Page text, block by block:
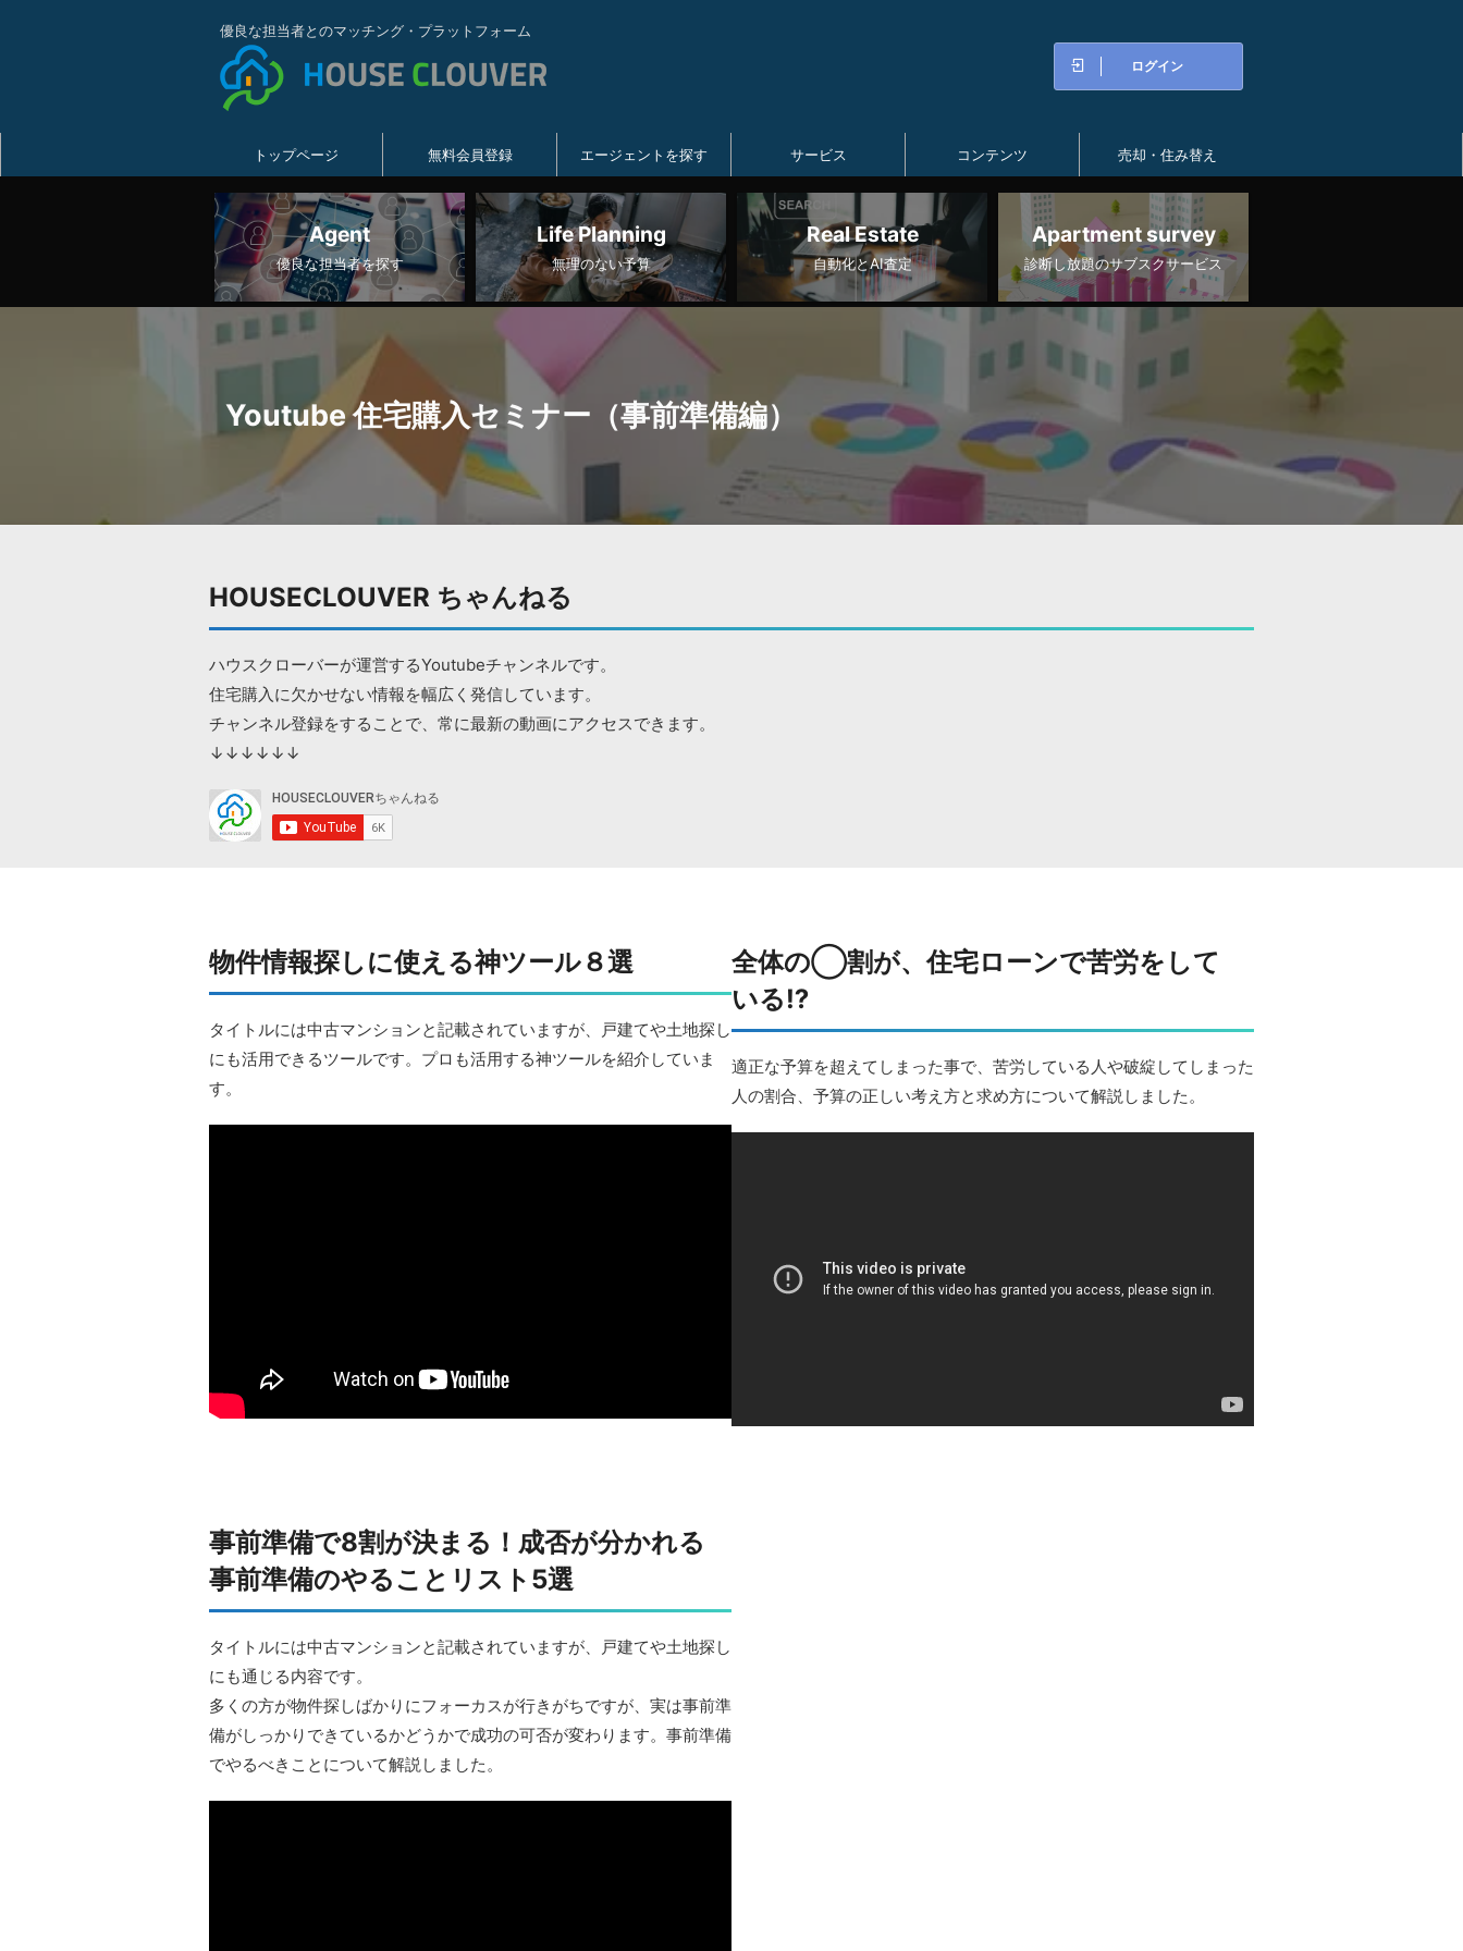
優良な担当者とのマッチング・プラットフォーム
ログイン
トップページ 無料会員登録 エージェントを探す サービス コンテンツ 売却・住み替え
Agent
優良な担当者を探す
Life Planning
無理のない予算
Real Estate
自動化とAI査定
Apartment survey
診断し放題のサブスクサービス
Youtube 住宅購入セミナー（事前準備編）
HOUSECLOUVER ちゃんねる
ハウスクローバーが運営するYoutubeチャンネルです。
住宅購入に欠かせない情報を幅広く発信しています。
チャンネル登録をすることで、常に最新の動画にアクセスできます。
↓↓↓↓↓↓
物件情報探しに使える神ツール８選
タイトルには中古マンションと記載されていますが、戸建てや土地探し
にも活用できるツールです。プロも活用する神ツールを紹介していま
す。
全体の◯割が、住宅ローンで苦労をして
いる⁉︎
適正な予算を超えてしまった事で、苦労している人や破綻してしまった
人の割合、予算の正しい考え方と求め方について解説しました。
事前準備で8割が決まる！成否が分かれる
事前準備のやることリスト5選
タイトルには中古マンションと記載されていますが、戸建てや土地探し
にも通じる内容です。
多くの方が物件探しばかりにフォーカスが行きがちですが、実は事前準
備がしっかりできているかどうかで成功の可否が変わります。事前準備
でやるべきことについて解説しました。